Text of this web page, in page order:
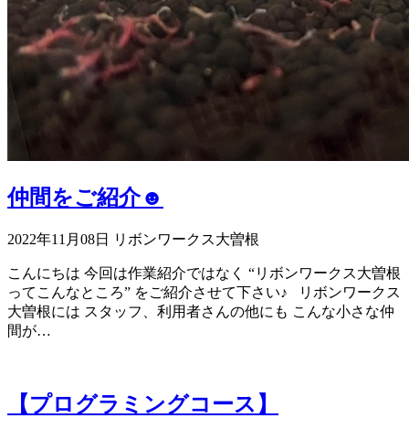
仲間をご紹介☻
2022年11月08日 リボンワークス大曽根
こんにちは 今回は作業紹介ではなく “リボンワークス大曽根
ってこんなところ” をご紹介させて下さい♪ リボンワークス
大曽根には スタッフ、利用者さんの他にも こんな小さな仲
間が…
【プログラミングコース】